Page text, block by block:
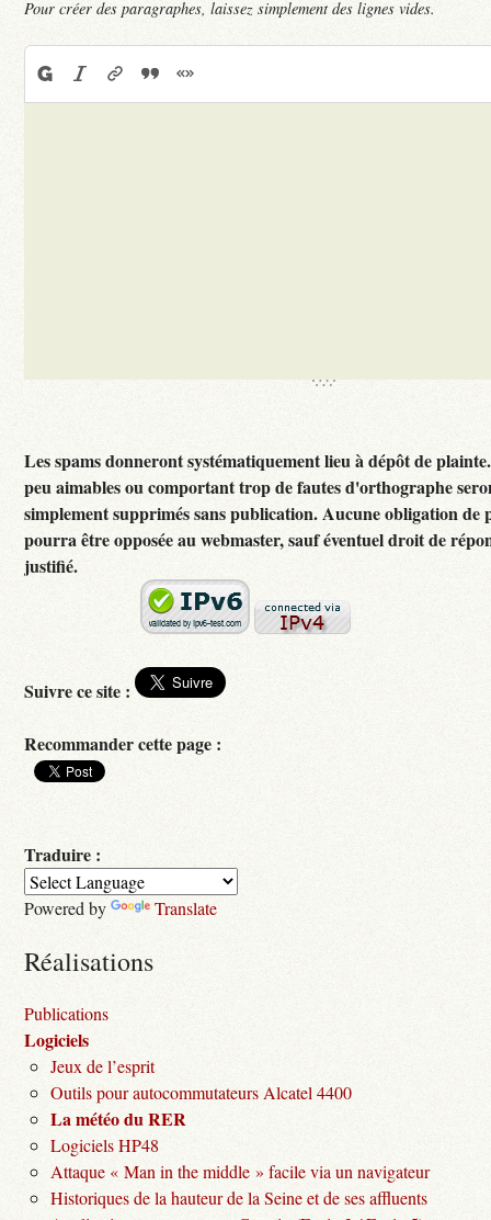
Pour créer des paragraphes, laissez simplement des lignes vides.
Les spams donneront systématiquement lieu à dépôt de plainte.
peu aimables ou comportant trop de fautes d'orthographe
simplement supprimés sans publication. Aucune obligation de
pourra être opposée au webmaster, sauf éventuel droit de
justifié.
Suivre ce site :
Recommander cette page :
Traduire :
Powered by Translate
Réalisations
Publications
Logiciels
Jeux de l’esprit
Outils pour autocommutateurs Alcatel 4400
La météo du RER
Logiciels HP48
Attaque « Man in the middle » facile via un navigateur
Historiques de la hauteur de la Seine et de ses affluents